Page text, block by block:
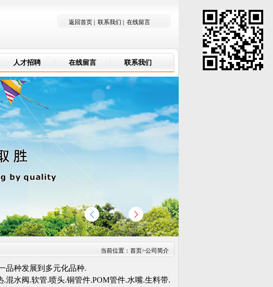
返回首页| 联系我们 在线留言
人才招聘 在线留言 联系我们
当前位置： 首页>公司简介
品种发展到多元化品种.
水阀.软管.喷头.铜管件.POM管件.水嘴.生料带.